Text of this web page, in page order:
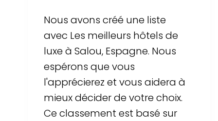
Nous avons créé une liste
avec Les meilleurs hôtels de
luxe à Salou, Espagne. Nous
espérons que vous
l'apprécierez et vous aidera à
mieux décider de votre choix.
Ce classement est basé sur